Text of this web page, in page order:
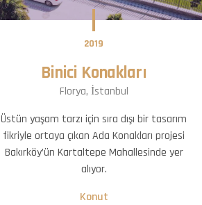
2019
Binici Konakları
Florya, İstanbul
Üstün yaşam tarzı için sıra dışı bir tasarım
fikriyle ortaya çıkan Ada Konakları projesi
Bakırköy’ün Kartaltepe Mahallesinde yer
alıyor.
Konut